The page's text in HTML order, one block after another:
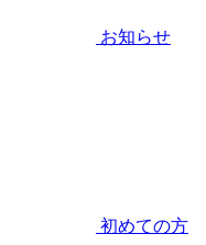
お知らせ
初めての方